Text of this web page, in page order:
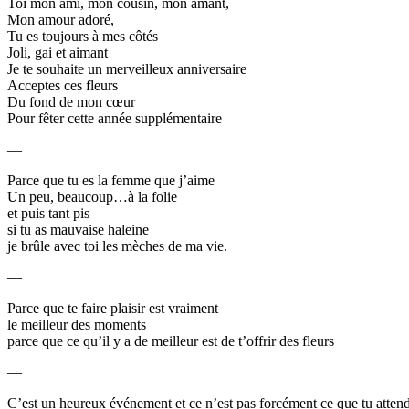
Toi mon ami, mon cousin, mon amant,
Mon amour adoré,
Tu es toujours à mes côtés
Joli, gai et aimant
Je te souhaite un merveilleux anniversaire
Acceptes ces fleurs
Du fond de mon cœur
Pour fêter cette année supplémentaire
—
Parce que tu es la femme que j’aime
Un peu, beaucoup…à la folie
et puis tant pis
si tu as mauvaise haleine
je brûle avec toi les mèches de ma vie.
—
Parce que te faire plaisir est vraiment
le meilleur des moments
parce que ce qu’il y a de meilleur est de t’offrir des fleurs
—
C’est un heureux événement et ce n’est pas forcément ce que tu